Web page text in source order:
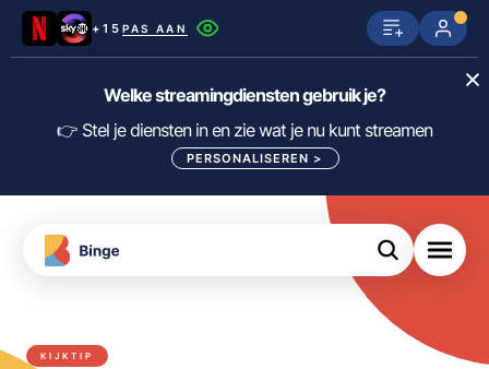
+15 PAS AAN
Netflix SkyShowtime Prime Video
Disney+ Videoland HBO Max
Viaplay Apple TV
KIJK
Welke streamingdiensten gebruik je?
👉 Stel je diensten in en zie wat je nu kunt streamen
PERSONALISEREN >
KIJKTIP